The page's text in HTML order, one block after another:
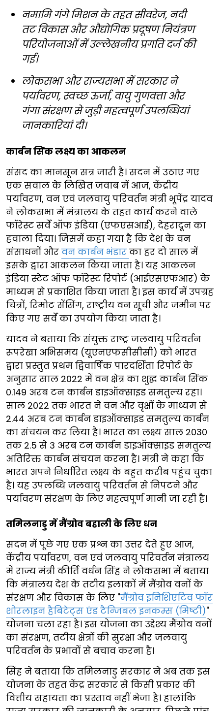
नमामि गंगे मिशन के तहत सीवरेज, नदी
तट विकास और औद्योगिक प्रदूषण नियंत्रण
परियोजनाओं में उल्लेखनीय प्रगति दर्ज की
गई।
लोकसभा और राज्यसभा में सरकार ने
पर्यावरण, स्वच्छ ऊर्जा, वायु गुणवत्ता और
गंगा संरक्षण से जुड़ी महत्वपूर्ण उपलब्धियां
जानकारियां दी।
कार्बन सिंक लक्ष्य का आकलन
संसद का मानसून सत्र जारी है। सदन में उठाए गए
एक सवाल के लिखित जवाब में आज, केंद्रीय
पर्यावरण, वन एवं जलवायु परिवर्तन मंत्री भूपेंद्र यादव
ने लोकसभा में मंत्रालय के तहत कार्य करने वाले
फॉरेस्ट सर्वे ऑफ इंडिया (एफएसआई), देहरादून का
हवाला दिया। जिसमें कहा गया है कि देश के वन
संसाधनों और वन कार्बन भंडार का हर दो साल में
इसके द्वारा आकलन किया जाता है। यह आकलन
इंडिया स्टेट ऑफ फॉरेस्ट रिपोर्ट (आईएसएफआर) के
माध्यम से प्रकाशित किया जाता है। इस कार्य में उपग्रह
चित्रों, रिमोट सेंसिंग, राष्ट्रीय वन सूची और जमीन पर
किए गए सर्वे का उपयोग किया जाता है।
यादव ने बताया कि संयुक्त राष्ट्र जलवायु परिवर्तन
रूपरेखा अभिसमय (यूएनएफसीसीसी) को भारत
द्वारा प्रस्तुत प्रथम द्विवार्षिक पारदर्शिता रिपोर्ट के
अनुसार साल 2022 में वन क्षेत्र का शुद्ध कार्बन सिंक
0.149 अरब टन कार्बन डाइऑक्साइड समतुल्य रहा।
साल 2022 तक भारत ने वन और वृक्षों के माध्यम से
2.44 अरब टन कार्बन डाइऑक्साइड समतुल्य कार्बन
का संचयन कर लिया है। भारत का लक्ष्य साल 2030
तक 2.5 से 3 अरब टन कार्बन डाइऑक्साइड समतुल्य
अतिरिक्त कार्बन संचयन करना है। मंत्री ने कहा कि
भारत अपने निर्धारित लक्ष्य के बहुत करीब पहुंच चुका
है। यह उपलब्धि जलवायु परिवर्तन से निपटने और
पर्यावरण संरक्षण के लिए महत्वपूर्ण मानी जा रही है।
तमिलनाडु में मैंग्रोव बहाली के लिए धन
सदन में पूछे गए एक प्रश्न का उत्तर देते हुए आज,
केंद्रीय पर्यावरण, वन एवं जलवायु परिवर्तन मंत्रालय
में राज्य मंत्री कीर्ति वर्धन सिंह ने लोकसभा में बताया
कि मंत्रालय देश के तटीय इलाकों में मैंग्रोव वनों के
संरक्षण और विकास के लिए "मैंग्रोव इनिशिएटिव फॉर
शोरलाइन हैबिटेट्स एंड टैन्जिबल इनकम्स (मिष्टी)"
योजना चला रहा है। इस योजना का उद्देश्य मैंग्रोव वनों
का संरक्षण, तटीय क्षेत्रों की सुरक्षा और जलवायु
परिवर्तन के प्रभावों से बचाव करना है।
सिंह ने बताया कि तमिलनाडु सरकार ने अब तक इस
योजना के तहत केंद्र सरकार से किसी प्रकार की
वित्तीय सहायता का प्रस्ताव नहीं भेजा है। हालांकि